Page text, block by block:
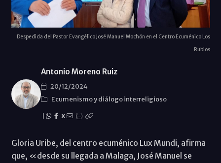
Despedida del Pastor Evangélico José Manuel Mochón en el Centro Ecuménico Los
Rubios
Antonio Moreno Ruiz
20/12/2024
Ecumenismo y diálogo interreligioso
X
Gloria Uribe, del centro ecuménico Lux Mundi, afirma
que, «desde su llegada a Malaga, José Manuel se